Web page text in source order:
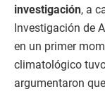
investigación, a
Investigación de
en un primer
climatológico
argumentaron